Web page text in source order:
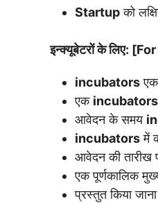
Startupको
इन्क्यूबेटरों के लिए:
incubatorsएक
एक incubators
आवेदन के समय
incubatorsमें
आवेदन की तारीख
एक पूर्णकालिक
प्रस्तुत किया जाना